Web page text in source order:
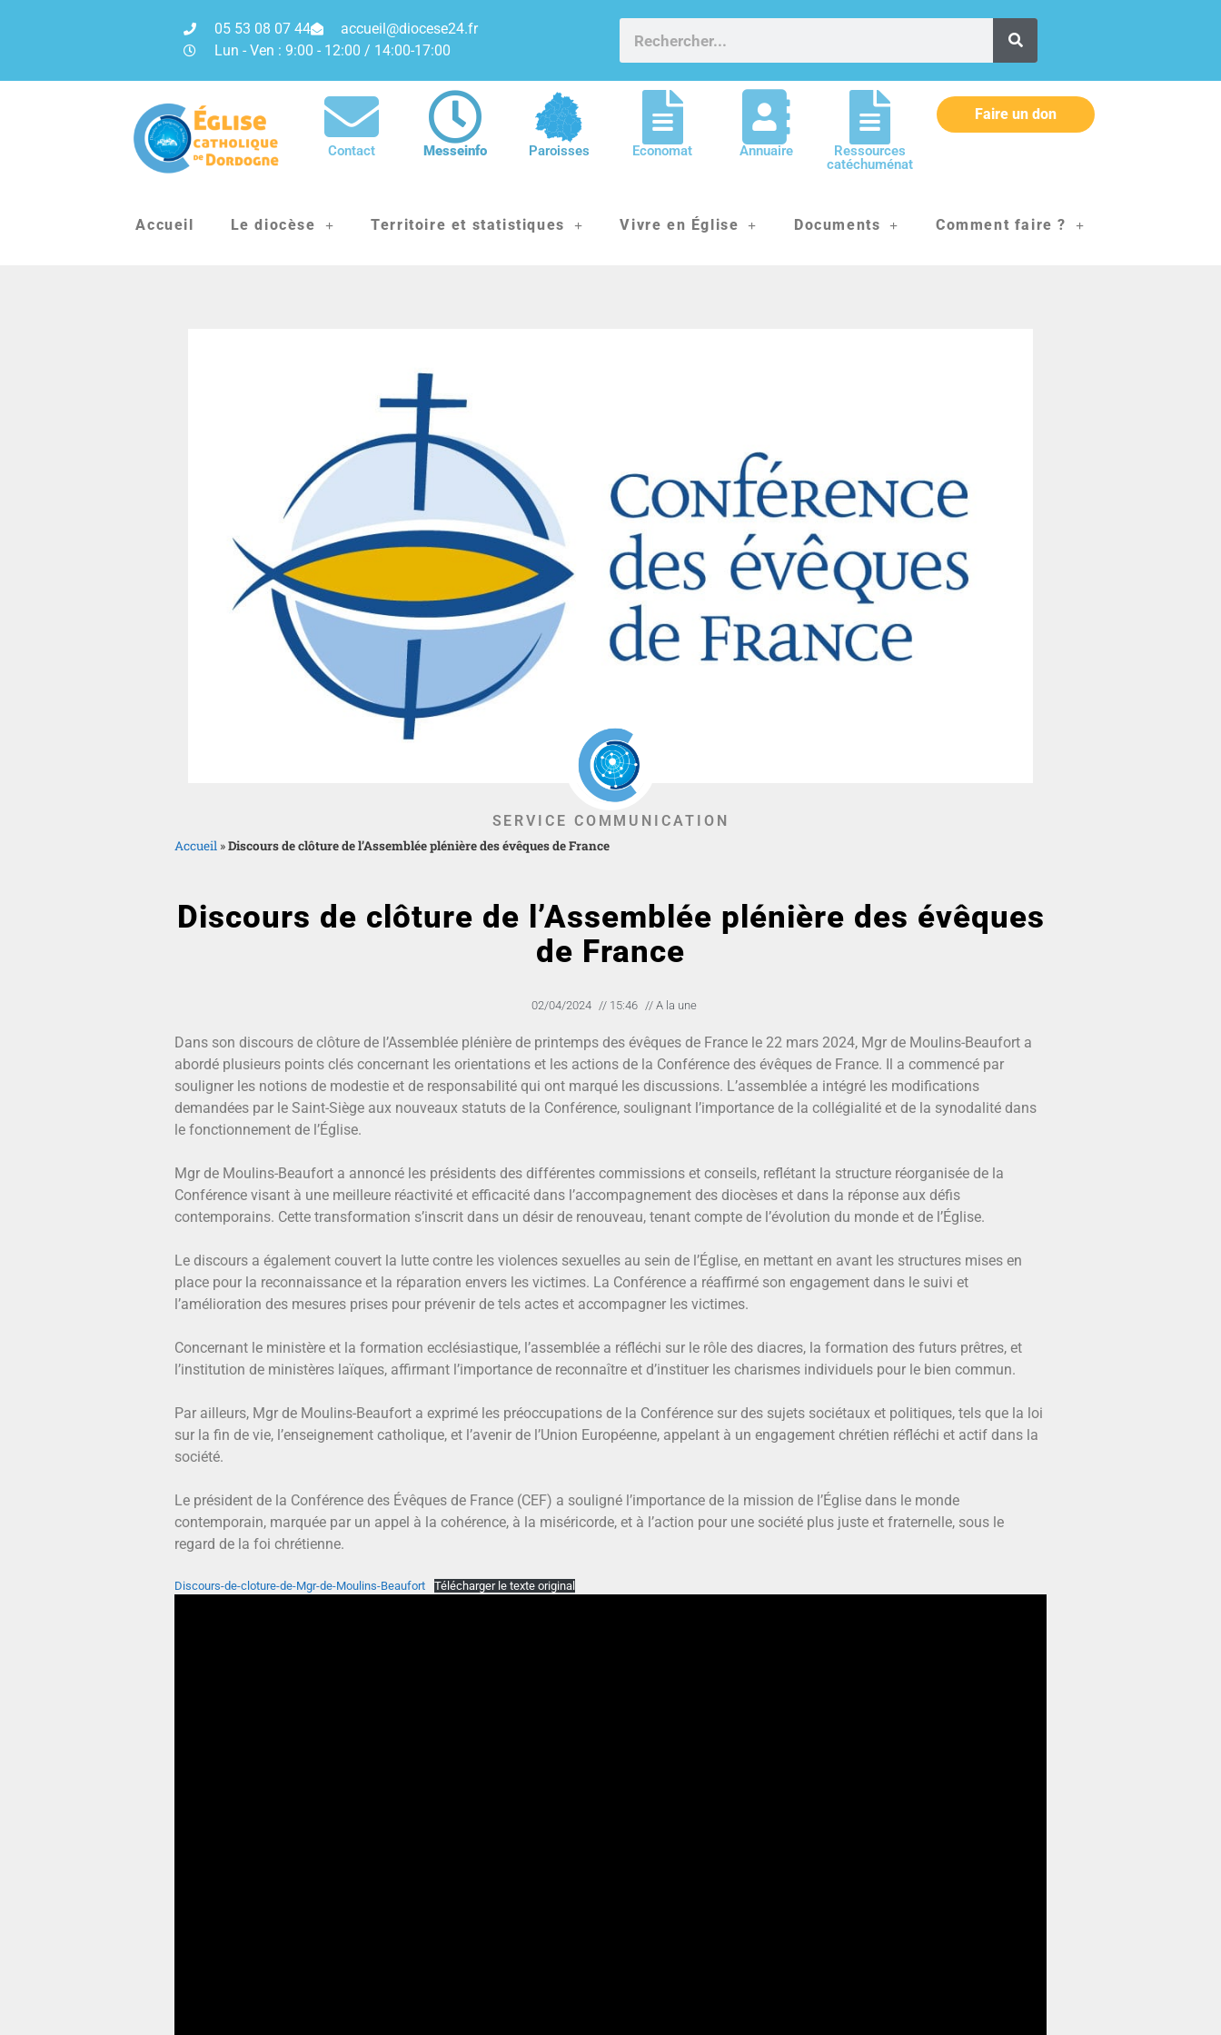
05 53 08 07 44
accueil@diocese24.fr
Lun - Ven : 9:00 - 12:00 / 14:00-17:00
Contact Messeinfo Paroisses Economat Annuaire
Ressources
catéchuménat
Faire un don
Accueil Le diocèse Territoire et statistiques Vivre en Église Documents Comment faire ?
SERVICE COMMUNICATION
Accueil »Discours de clôture de l’Assemblée plénière des évêques de France
Discours de clôture de l’Assemblée plénière des évêques
de France
02/04/2024 // 15:46 // A la une
Dans son discours de clôture de l’Assemblée plénière de printemps des évêques de France le 22 mars 2024, Mgr de Moulins-Beaufort a
abordé plusieurs points clés concernant les orientations et les actions de la Conférence des évêques de France. Il a commencé par
souligner les notions de modestie et de responsabilité qui ont marqué les discussions. L’assemblée a intégré les modifications
demandées par le Saint-Siège aux nouveaux statuts de la Conférence, soulignant l’importance de la collégialité et de la synodalité dans
le fonctionnement de l’Église.
Mgr de Moulins-Beaufort a annoncé les présidents des différentes commissions et conseils, reflétant la structure réorganisée de la
Conférence visant à une meilleure réactivité et efficacité dans l’accompagnement des diocèses et dans la réponse aux défis
contemporains. Cette transformation s’inscrit dans un désir de renouveau, tenant compte de l’évolution du monde et de l’Église.
Le discours a également couvert la lutte contre les violences sexuelles au sein de l’Église, en mettant en avant les structures mises en
place pour la reconnaissance et la réparation envers les victimes. La Conférence a réaffirmé son engagement dans le suivi et
l’amélioration des mesures prises pour prévenir de tels actes et accompagner les victimes.
Concernant le ministère et la formation ecclésiastique, l’assemblée a réfléchi sur le rôle des diacres, la formation des futurs prêtres, et
l’institution de ministères laïques, affirmant l’importance de reconnaître et d’instituer les charismes individuels pour le bien commun.
Par ailleurs, Mgr de Moulins-Beaufort a exprimé les préoccupations de la Conférence sur des sujets sociétaux et politiques, tels que la loi
sur la fin de vie, l’enseignement catholique, et l’avenir de l’Union Européenne, appelant à un engagement chrétien réfléchi et actif dans la
société.
Le président de la Conférence des Évêques de France (CEF) a souligné l’importance de la mission de l’Église dans le monde
contemporain, marquée par un appel à la cohérence, à la miséricorde, et à l’action pour une société plus juste et fraternelle, sous le
regard de la foi chrétienne.
Discours-de-cloture-de-Mgr-de-Moulins-Beaufort Télécharger le texte original